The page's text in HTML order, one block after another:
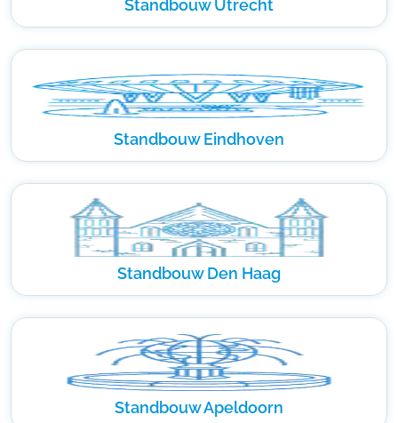
Standbouw Utrecht
Standbouw Eindhoven
Standbouw Den Haag
Standbouw Apeldoorn